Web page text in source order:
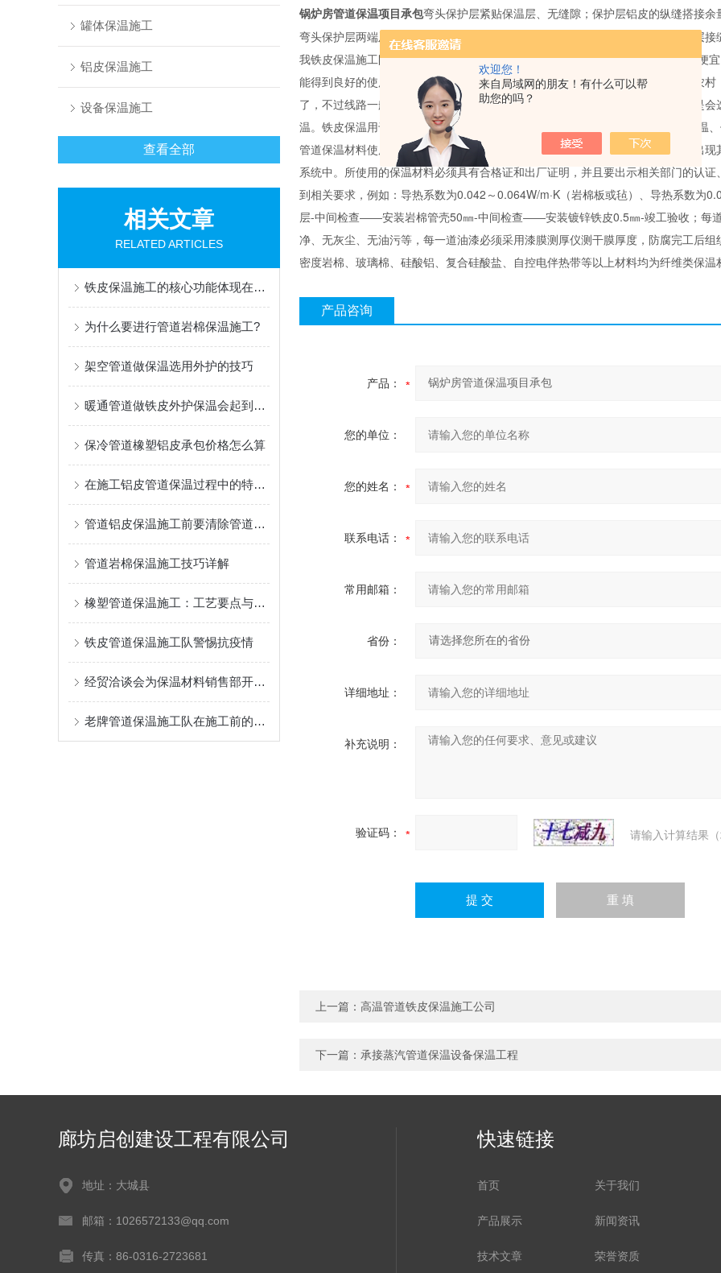
欢迎您！
来自局域网的朋友！有什么可以帮
助您的吗？
罐体保温施工
铝皮保温施工
设备保温施工
查看全部
相关文章
RELATED ARTICLES
铁皮保温施工的核心功能体现在三个方面
为什么要进行管道岩棉保温施工?
架空管道做保温选用外护的技巧
暖通管道做铁皮外护保温会起到什么作用
保冷管道橡塑铝皮承包价格怎么算
在施工铝皮管道保温过程中的特点是什么
管道铝皮保温施工前要清除管道表面的油污、铁锈、灰尘等杂物
管道岩棉保温施工技巧详解
橡塑管道保温施工：工艺要点与节能环保新趋势
铁皮管道保温施工队警惕抗疫情
经贸洽谈会为保温材料销售部开拓市场
老牌管道保温施工队在施工前的这四大准备工作
锅炉房管道保温项目承包弯头保护层紧贴保温层、无缝隙；保护层铝皮的纵缝搭接
弯头保护层两端及边片用不锈钢带绑扎，且钢带卡子留在纵缝处，用硅胶对保护层
我铁皮保温施工队有严格的要求和界限。现在的铁皮保温材料应用广泛，*，价格便
能得到良好的使用效果。在不同的时代，取暖的方法都是不一样的，如果要是在农
了，不过线路一般都是自己家，比较短；而在城市的话就不一样了，几种供暖都是
温。铁皮保温用于室内外各种管道，中央空调管道、化工、a*****等工业管道的保温
管道保温材料使用后，也需要检查它的封闭效果，否则可能会使其管道保温材料出
系统中。所使用的保温材料必须具有合格证和出厂证明，并且要出示相关部门的认
到相关要求，例如：导热系数为0.042～0.064W/m·K（岩棉板或毡）、导热系数为
层-中间检查――安装岩棉管壳50㎜-中间检查――安装镀锌铁皮0.5㎜-竣工验收；每
净、无灰尘、无油污等，每一道油漆必须采用漆膜测厚仪测干膜厚度，防腐完工后
密度岩棉、玻璃棉、硅酸铝、复合硅酸盐、自控电伴热带等以上材料均为纤维类保温
产品咨询
产品：
您的单位：
您的姓名：
联系电话：
常用邮箱：
省份：
详细地址：
补充说明：
验证码： 请输入计算结果
上一篇： 高温管道铁皮保温施工公司
下一篇： 承接蒸汽管道保温设备保温工程
廊坊启创建设工程有限公司
地址：大城县
邮箱：1026572133@qq.com
传真：86-0316-2723681
快速链接
首页 关于我们
产品展示 新闻资讯
技术文章 荣誉资质